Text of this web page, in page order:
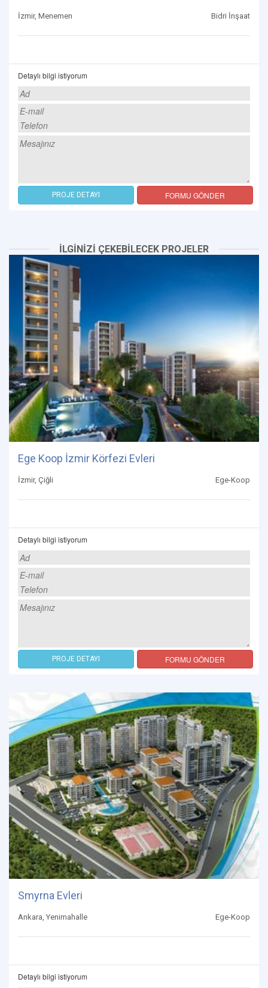
İzmir, Menemen Bidri İnşaat
Detaylı bilgi istiyorum
PROJE DETAYI FORMU GÖNDER
İLGİNİZİ ÇEKEBİLECEK PROJELER
Ege Koop İzmir Körfezi Evleri
İzmir, Çiğli Ege-Koop
Detaylı bilgi istiyorum
PROJE DETAYI FORMU GÖNDER
Smyrna Evleri
Ankara, Yenimahalle Ege-Koop
Detaylı bilgi istiyorum